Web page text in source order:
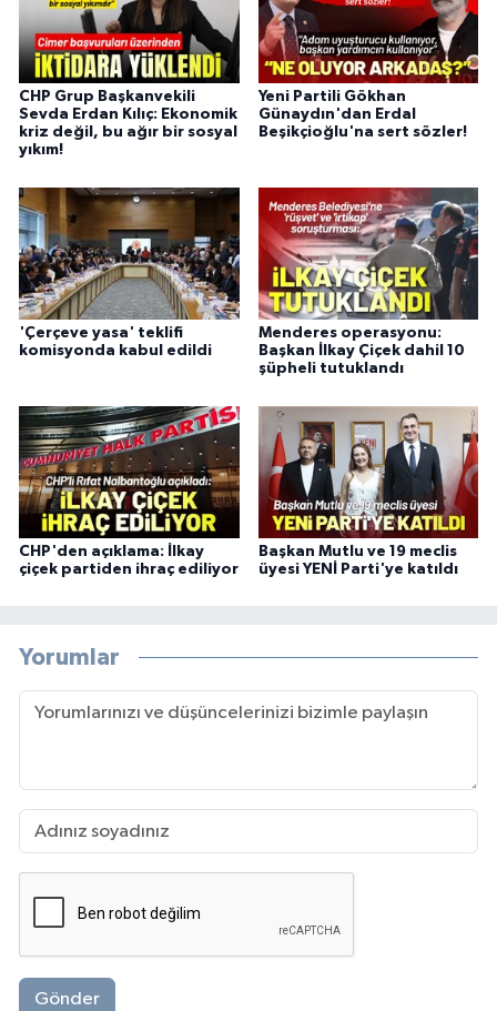
CHP Grup Başkanvekili
Sevda Erdan Kılıç: Ekonomik
kriz değil, bu ağır bir sosyal
yıkım!
Yeni Partili Gökhan
Günaydın'dan Erdal
Beşikçioğlu'na sert sözler!
'Çerçeve yasa' teklifi
komisyonda kabul edildi
Menderes operasyonu:
Başkan İlkay Çiçek dahil 10
şüpheli tutuklandı
CHP'den açıklama: İlkay
çiçek partiden ihraç ediliyor
Başkan Mutlu ve 19 meclis
üyesi YENİ Parti'ye katıldı
Yorumlar
Gönder